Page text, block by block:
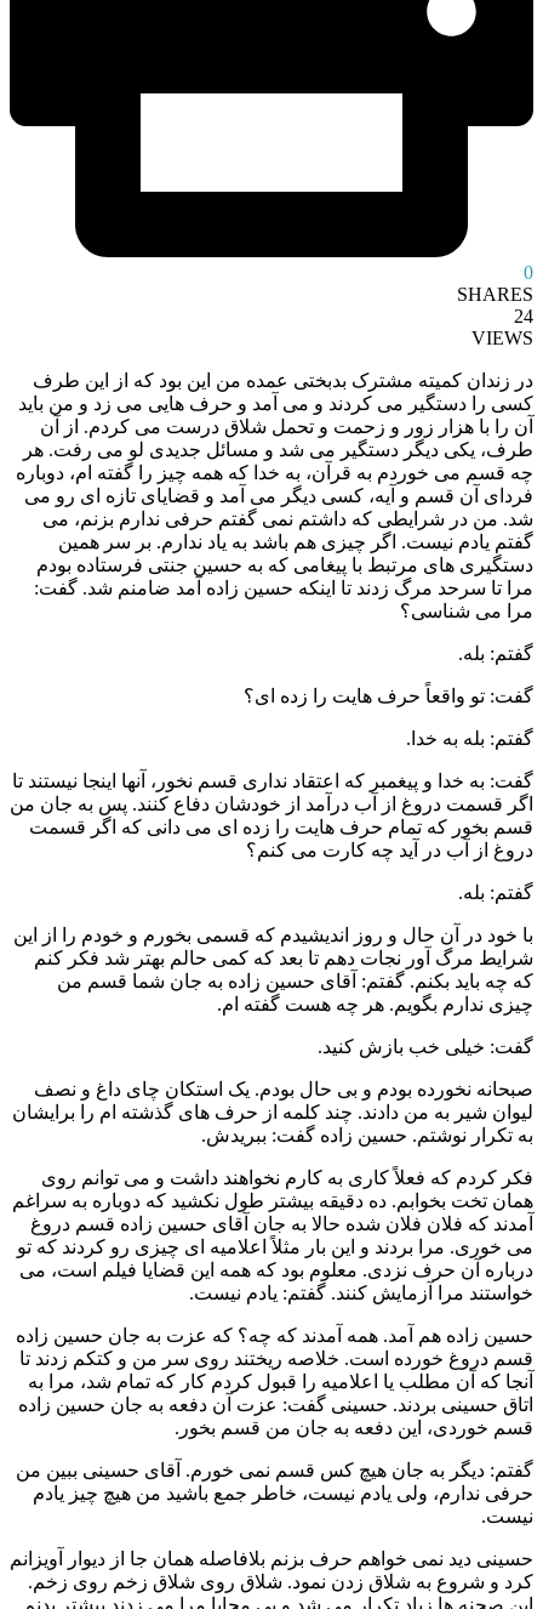
0
SHARES
24
VIEWS
در زندان کمیته مشترک بدبختی عمده من این بود که از این طرف
کسی را دستگیر می کردند و می آمد و حرف هایی می زد و من باید
آن را با هزار زور و زحمت و تحمل شلاق درست می کردم. از آن
طرف، یکی دیگر دستگیر می شد و مسائل جدیدی لو می رفت. هر
چه قسم می خوردم به قرآن، به خدا که همه چیز را گفته ام، دوباره
فردای آن قسم و آیه، کسی دیگر می آمد و قضایای تازه ای رو می
شد. من در شرایطی که داشتم نمی گفتم حرفی ندارم بزنم، می
گفتم یادم نیست. اگر چیزی هم باشد به یاد ندارم. بر سر همین
دستگیری های مرتبط با پیغامی که به حسین جنتی فرستاده بودم
مرا تا سرحد مرگ زدند تا اینکه حسین زاده آمد ضامنم شد. گفت:
مرا می شناسی؟
گفتم: بله.
گفت: تو واقعاً حرف هایت را زده ای؟
گفتم: بله به خدا.
گفت: به خدا و پیغمبر که اعتقاد نداری قسم نخور، آنها اینجا نیستند تا
اگر قسمت دروغ از آب درآمد از خودشان دفاع کنند. پس به جان من
قسم بخور که تمام حرف هایت را زده ای می دانی که اگر قسمت
دروغ از آب در آید چه کارت می کنم؟
گفتم: بله.
با خود در آن حال و روز اندیشیدم که قسمی بخورم و خودم را از این
شرایط مرگ آور نجات دهم تا بعد که کمی حالم بهتر شد فکر کنم
که چه باید بکنم. گفتم: آقای حسین زاده به جان شما قسم من
چیزی ندارم بگویم. هر چه هست گفته ام.
گفت: خیلی خب بازش کنید.
صبحانه نخورده بودم و بی حال بودم. یک استکان چای داغ و نصف
لیوان شیر به من دادند. چند کلمه از حرف های گذشته ام را برایشان
به تکرار نوشتم. حسین زاده گفت: ببریدش.
فکر کردم که فعلاً کاری به کارم نخواهند داشت و می توانم روی
همان تخت بخوابم. ده دقیقه بیشتر طول نکشید که دوباره به سراغم
آمدند که فلان فلان شده حالا به جان آقای حسین زاده قسم دروغ
می خوری. مرا بردند و این بار مثلاً اعلامیه ای چیزی رو کردند که تو
درباره آن حرف نزدی. معلوم بود که همه این قضایا فیلم است، می
خواستند مرا آزمایش کنند. گفتم: یادم نیست.
حسین زاده هم آمد. همه آمدند که چه؟ که عزت به جان حسین زاده
قسم دروغ خورده است. خلاصه ریختند روی سر من و کتکم زدند تا
آنجا که آن مطلب یا اعلامیه را قبول کردم کار که تمام شد، مرا به
اتاق حسینی بردند. حسینی گفت: عزت آن دفعه به جان حسین زاده
قسم خوردی، این دفعه به جان من قسم بخور.
گفتم: دیگر به جان هیچ کس قسم نمی خورم. آقای حسینی ببین من
حرفی ندارم، ولی یادم نیست، خاطر جمع باشید من هیچ چیز یادم
نیست.
حسینی دید نمی خواهم حرف بزنم بلافاصله همان جا از دیوار آویزانم
کرد و شروع به شلاق زدن نمود. شلاق روی شلاق زخم روی زخم.